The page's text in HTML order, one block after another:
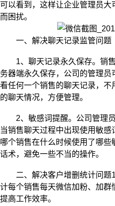
可以看到，这样让企业管理员
而困扰。
一、解决聊天记录监管问题
1、聊天记录永久保存。销售
务器端永久保存，公司的管理
看任何一个销售的聊天记录，不
的聊天情况，方便管理。
2、敏感词提醒。公司管理员
当销售聊天过程中出现使用敏感
哪个销售在什么时候使用了哪
话术，避免一些不当的操作。
二、解决客户增删统计问题1
计每个销售每天微信加粉、加群
提高工作效率。